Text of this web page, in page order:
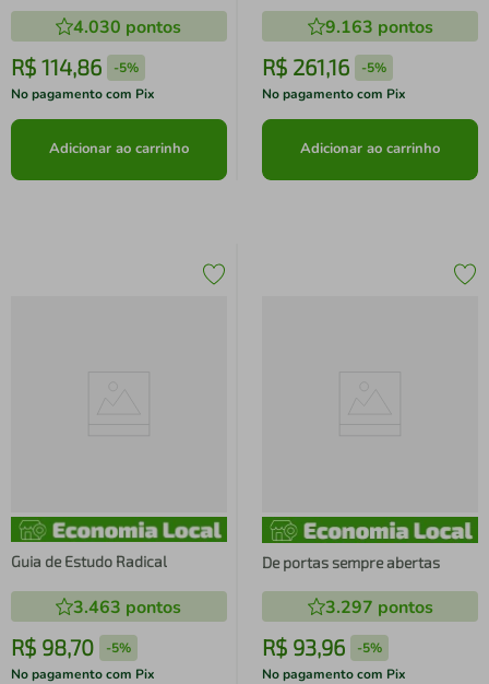
4.030 pontos
R$ 114,86 -5%
No pagamento com Pix
Adicionar ao carrinho
9.163 pontos
R$ 261,16 -5%
No pagamento com Pix
Adicionar ao carrinho
Guia de Estudo Radical
3.463 pontos
R$ 98,70 -5%
No pagamento com Pix
De portas sempre abertas
3.297 pontos
R$ 93,96 -5%
No pagamento com Pix